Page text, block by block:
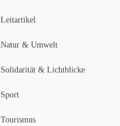
Leitartikel
Natur & Umwelt
Solidarität & Lichtblicke
Sport
Tourismus